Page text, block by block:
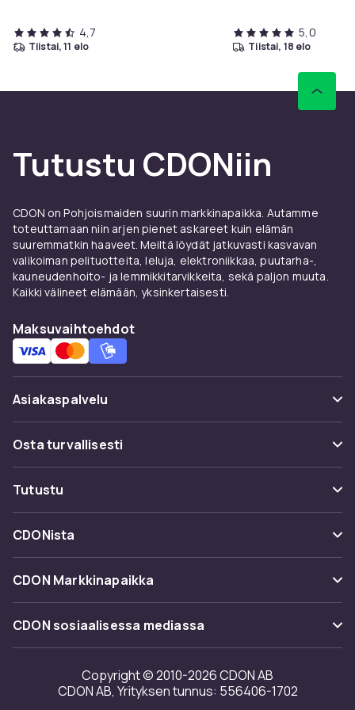
4,7
tiistai, 11 elo
5,0
tiistai, 18 elo
Tutustu CDONiin
CDON on Pohjoismaiden suurin markkinapaikka. Autamme
toteuttamaan niin arjen pienet askareet kuin elämän
suuremmatkin haaveet. Meiltä löydät jatkuvasti kasvavan
valikoiman pelituotteita, leluja, elektroniikkaa, puutarha-,
kauneudenhoito- ja lemmikkitarvikkeita, sekä paljon muuta.
Kaikki välineet elämään, yksinkertaisesti.
Maksuvaihtoehdot
Asiakaspalvelu
Usein kysyttyä (UKK)
Seuraa pakettia
Ota yhteyttä
Osta turvallisesti
Maksuvaihtoehdot
Toimitus
Takaisinvedot
Tutustu
Kategoriat
Tuotemerkit
CDONista
Tietoa meistä
Asiakasarvionnit
Investor relations
Saavutettavuusseloste
CDON Markkinapaikka
Merchant Help Center
CDON sosiaalisessa mediassa
Copyright © 2010-2026 CDON AB
CDON AB, Yrityksen tunnus: 556406-1702